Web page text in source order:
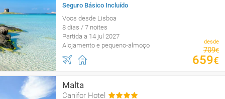
Seguro Básico Incluído
Voos desde Lisboa
8 dias / 7 noites
Partida a 14 jul 2027
Alojamento e pequeno-almoço
desde
709€
659€
Malta
Canifor Hotel